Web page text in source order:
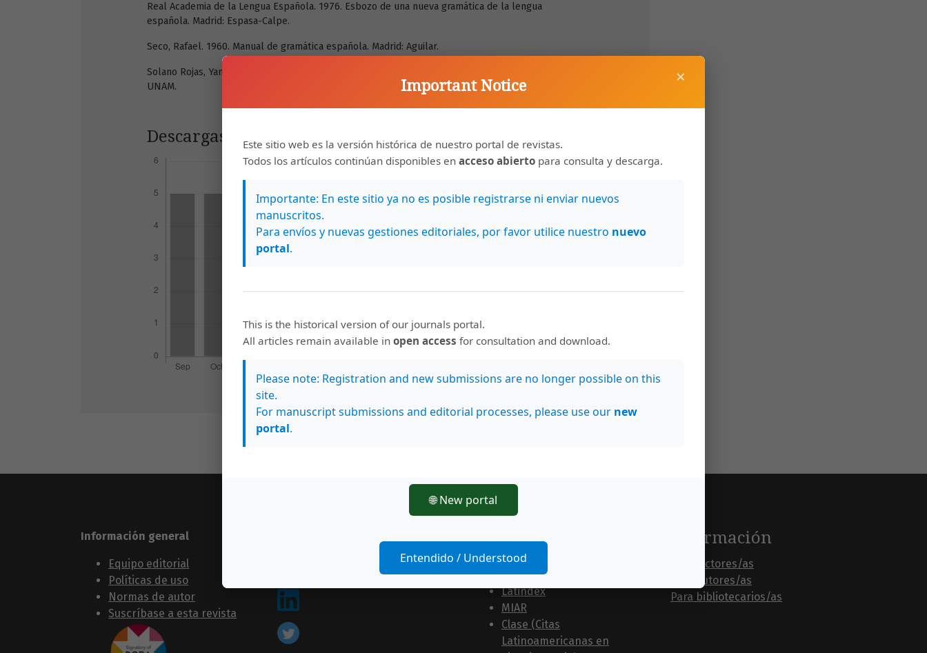
Real Academia de la Lengua Española. 1976. Esbozo de una nueva gramática de la lengua
española. Madrid: Espasa-Calpe.
Seco, Rafael. 1960. Manual de gramática española. Madrid: Aguilar.
Solano Rojas, Yamilet. 1989. El habla culta costarricense (Materiales para su estudio). México:
UNAM.
Descargas
Información general
Equipo editorial
Políticas de uso
Normas de autor
Suscríbase a esta revista
Bases de datos
Latindex
MIAR
Clase (Citas
Latinoamericanas en
Información
Para lectores/as
Para autores/as
Para bibliotecarios/as
×
Important Notice
Este sitio web es la versión histórica de nuestro portal de revistas.
Todos los artículos continúan disponibles en acceso abierto para consulta y descarga.
Importante: En este sitio ya no es posible registrarse ni enviar nuevos
manuscritos.
Para envíos y nuevas gestiones editoriales, por favor utilice nuestro nuevo
portal.
This is the historical version of our journals portal.
All articles remain available in open access for consultation and download.
Please note: Registration and new submissions are no longer possible on this
site.
For manuscript submissions and editorial processes, please use our new
portal.
🌐 New portal
Entendido / Understood